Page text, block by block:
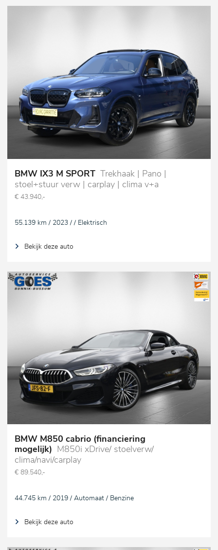
BMW IX3 M SPORT
Trekhaak | Pano |
stoel+stuur verw | carplay | clima v+a
€ 43.940,-
55.139 km / 2023 / / Elektrisch
Bekijk deze auto
BMW M850 cabrio (financiering
mogelijk)
M850i xDrive/ stoelverw/
clima/navi/carplay
€ 89.540,-
44.745 km / 2019 / Automaat / Benzine
Bekijk deze auto